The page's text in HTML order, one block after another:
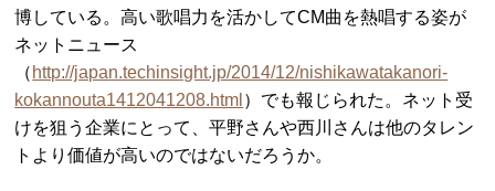
博している。高い歌唱力を活かしてCM曲を熱唱する姿が
ネットニュース
（ http://japan.techinsight.jp/2014/12/nishikawatakanori-
kokannouta1412041208.html ）でも報じられた。ネット受
けを狙う企業にとって、平野さんや西川さんは他のタレン
トより価値が高いのではないだろうか。